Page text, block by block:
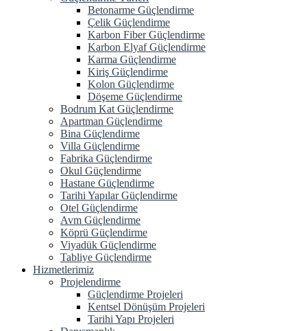
Betonarme Güçlendirme
Çelik Güçlendirme
Karbon Fiber Güçlendirme
Karbon Elyaf Güçlendirme
Karma Güçlendirme
Kiriş Güçlendirme
Kolon Güçlendirme
Döşeme Güçlendirme
Bodrum Kat Güçlendirme
Apartman Güçlendirme
Bina Güçlendirme
Villa Güçlendirme
Fabrika Güçlendirme
Okul Güçlendirme
Hastane Güçlendirme
Tarihi Yapılar Güçlendirme
Otel Güçlendirme
Avm Güçlendirme
Köprü Güçlendirme
Viyadük Güçlendirme
Tabliye Güçlendirme
Hizmetlerimiz
Projelendirme
Güçlendirme Projeleri
Kentsel Dönüşüm Projeleri
Tarihi Yapı Projeleri